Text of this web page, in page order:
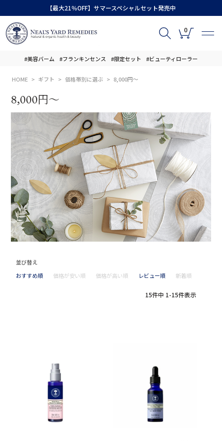
【最大21％OFF】サマースペシャルセット発売中
0
#美容バーム #フランキンセンス #限定セット #ビューティローラー
HOME ギフト 価格帯別に選ぶ 8,000円～
8,000円～
並び替え
おすすめ順
価格が安い順 価格が高い順 レビュー順 新着順
15件中 1-15件表示